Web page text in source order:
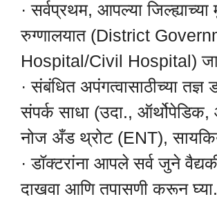
· सर्वप्रथम, आपल्या
रुग्णालयात (District
Hospital/Civil Hospital)
· संबंधित अपंगत्वासाठीच्या तज्ञ
संपर्क साधा (उदा.,
नोज अँड थ्रोट (ENT),
· डॉक्टरांना आपले सर्व जुने
दाखवा आणि तपासणी करून घ्या.